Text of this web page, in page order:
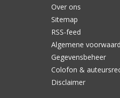
Over ons
Sitemap
RSS-feed
Algemene
Gegevensbeheer
Colofon &
Disclaimer